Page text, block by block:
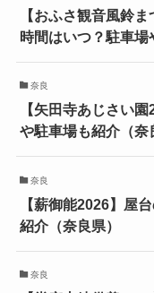
【おふさ観音風鈴
時間はいつ？駐車場
奈良
【矢田寺あじさい
や駐車場も紹介（奈
奈良
【薪御能2026】屋
紹介（奈良県）
奈良